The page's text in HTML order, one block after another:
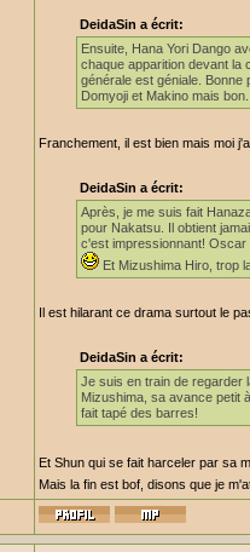
DeidaSin a écrit:
Ensuite, Hana Yori Dango
chaque apparition devant la
générale est géniale.
Domyoji et Makino mais
Franchement, il est bien mais moi
DeidaSin a écrit:
Après, je me suis fait
pour Nakatsu. Il obtient
c'est impressionnant! Oscar
Et Mizushima Hiro, trop
Il est hilarant ce drama surtout le
DeidaSin a écrit:
Je suis en train de regarder
Mizushima, sa avance petit
fait tapé des barres!
Et Shun qui se fait harceler par sa
Mais la fin est bof, disons que je